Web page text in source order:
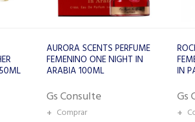
IN
ROCHAS PARIS PERFUME
FEMENINO MADEMOISELLE
IN PARIS EDP 90ML
Gs Consulte
+ Comprar
EDP
+